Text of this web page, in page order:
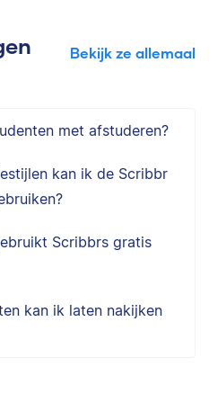
Bekijk ze allemaal
met afstuderen?
kan ik de Scribbr
Scribbrs gratis
kan ik laten nakijken